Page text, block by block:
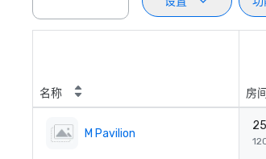
名称 房
M Pavilion